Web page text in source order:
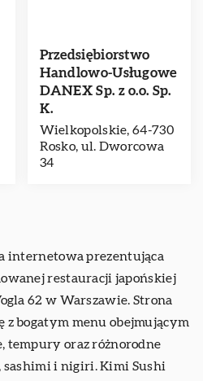
Przedsiębiorstwo
Handlowo-Usługowe
DANEX Sp. z o.o. Sp.
K.
Wielkopolskie, 64-730
Rosko, ul. Dworcowa
34
internetowa prezentująca
restauracji japońskiej
62 w Warszawie. Strona
z bogatym menu obejmującym
tempury oraz różnorodne
sashimi i nigiri. Kimi Sushi